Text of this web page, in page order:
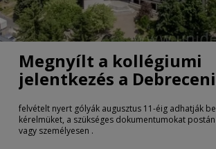
Megnyílt a kollégiumi
jelentkezés a Debreceni
Egyetemen
felvételt nyert gólyák augusztus 11-éig adhatják be
kérelmüket, a szükséges dokumentumokat postán
vagy személyesen .